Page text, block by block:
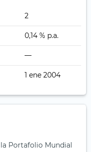
2
0,14 % p.a.
—
1 ene 2004
Portafolio Mundial